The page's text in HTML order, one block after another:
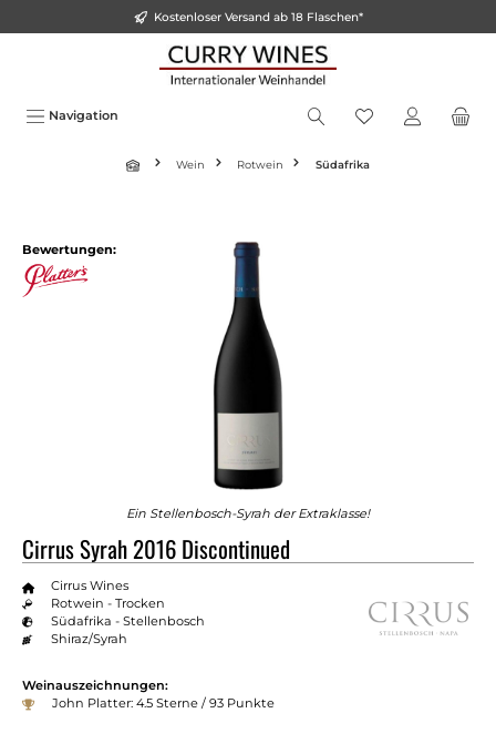
Kostenloser Versand ab 18 Flaschen*
Navigation
Wein Rotwein Südafrika
Bewertungen:
Ein Stellenbosch-Syrah der Extraklasse!
Cirrus Syrah 2016 Discontinued
Cirrus Wines
Rotwein - Trocken
Südafrika - Stellenbosch
Shiraz/Syrah
Weinauszeichnungen:
John Platter: 4.5 Sterne / 93 Punkte